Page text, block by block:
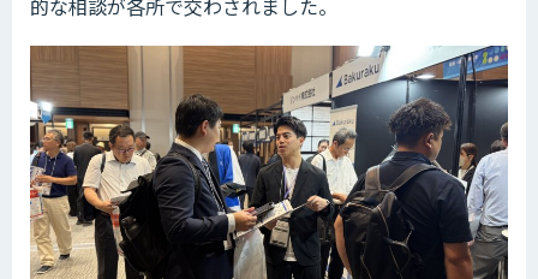
的な相談が各所で交わされました。